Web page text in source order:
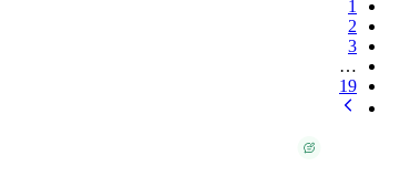
1
2
3
…
19